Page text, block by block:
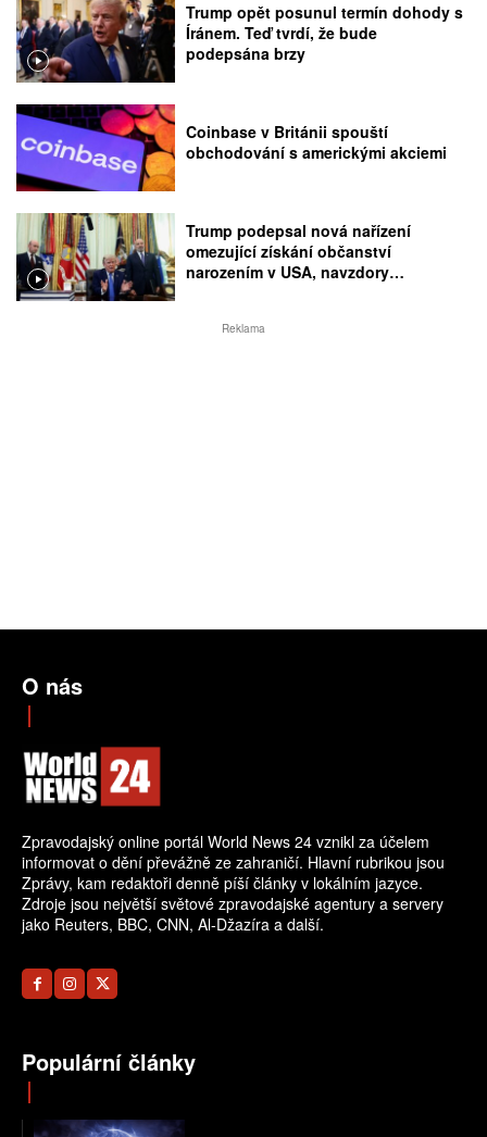
Trump opět posunul termín dohody s
Íránem. Teď tvrdí, že bude
podepsána brzy
Coinbase v Británii spouští
obchodování s americkými akciemi
Trump podepsal nová nařízení
omezující získání občanství
narozením v USA, navzdory
Reklama
O nás
Zpravodajský online portál World News 24 vznikl za účelem
informovat o dění převážně ze zahraničí. Hlavní rubrikou jsou
Zprávy, kam redaktoři denně píší články v lokálním jazyce.
Zdroje jsou největší světové zpravodajské agentury a servery
jako Reuters, BBC, CNN, Al-Džazíra a další.
Populární články